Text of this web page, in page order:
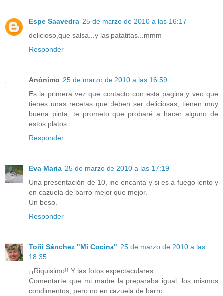
Espe Saavedra 25 de marzo de 2010 a las 16:17
delicioso,que salsa...y las patatitas...mmm
Responder
Anónimo 25 de marzo de 2010 a las 16:59
Es la primera vez que contacto con esta pagina,y veo que
tienes unas recetas que deben ser deliciosas, tienen muy
buena pinta, te prometo que probaré a hacer alguno de
estos platos
Responder
Eva Maria 25 de marzo de 2010 a las 17:19
Una presentación de 10, me encanta y si es a fuego lento y
en cazuela de barro mejor que mejor.
Un beso.
Responder
Toñi Sánchez "Mi Cocina" 25 de marzo de 2010 a las
18:35
¡¡Riquisimo!! Y las fotos espectaculares.
Comentarte que mi madre la preparaba igual, los mismos
condimentos, pero no en cazuela de barro.